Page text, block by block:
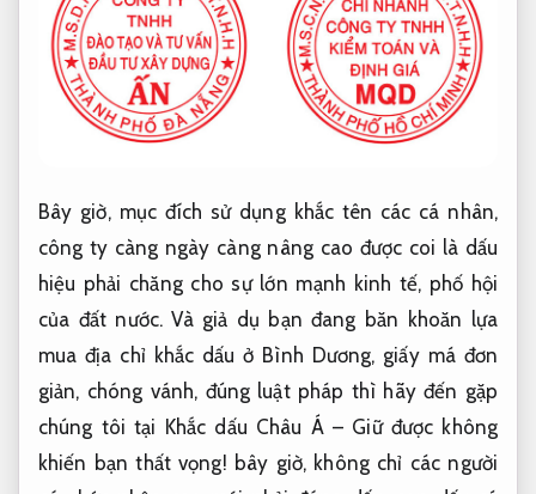
Bây giờ, mục đích sử dụng khắc tên các cá nhân,
công ty càng ngày càng nâng cao được coi là dấu
hiệu phải chăng cho sự lớn mạnh kinh tế, phố hội
của đất nước. Và giả dụ bạn đang băn khoăn lựa
mua địa chỉ khắc dấu ở Bình Dương, giấy má đơn
giản, chóng vánh, đúng luật pháp thì hãy đến gặp
chúng tôi tại Khắc dấu Châu Á – Giữ được không
khiến bạn thất vọng! bây giờ, không chỉ các người